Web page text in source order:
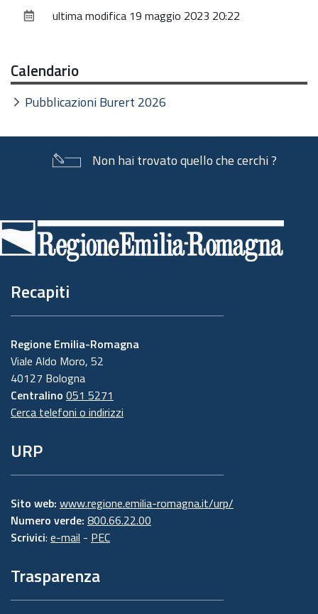
documentoultima modifica 19 maggio 2023 20:22
Calendario
Pubblicazioni Burert 2026
Non hai trovato quello che cerchi ?
di
pagina
Recapiti
Regione Emilia-Romagna
Viale Aldo Moro, 52
40127 Bologna
Centralino 051 5271
Cerca telefoni o indirizzi
URP
Sito web: www.regione.emilia-romagna.it/urp/
Numero verde: 800.66.22.00
Scrivici: e-mail - PEC
Trasparenza